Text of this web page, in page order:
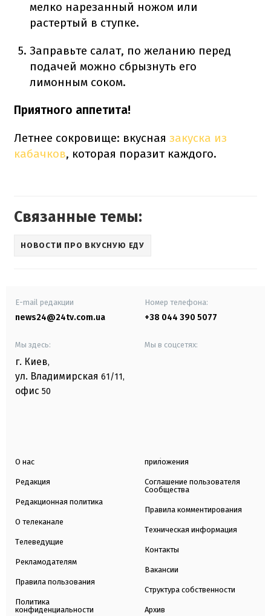
мелко нарезанный ножом или
растертый в ступке.
Заправьте салат, по желанию перед
подачей можно сбрызнуть его
лимонным соком.
Приятного аппетита!
Летнее сокровище: вкусная закуска из
кабачков, которая поразит каждого.
Связанные темы:
НОВОСТИ ПРО ВКУСНУЮ ЕДУ
E-mail редакции
news24@24tv.com.ua
Номер телефона:
+38 044 390 5077
Мы здесь:
г. Киев,
ул. Владимирская 61/11,
офис 50
Мы в соцсетях:
О нас
Редакция
Редакционная политика
О телеканале
Телеведущие
Рекламодателям
Правила пользования
Политика
конфиденциальности
приложения
Соглашение пользователя
Сообщества
Правила комментирования
Техническая информация
Контакты
Вакансии
Структура собственности
Архив